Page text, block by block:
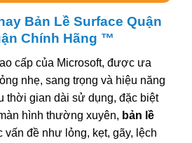
Bản Lề Surface Quận
Chính Hãng ™
cấp của Microsoft, được ưa
nhẹ, sang trọng và hiệu năng
thời gian dài sử dụng, đặc biệt
hình thường xuyên, bản lề
vấn đề như lỏng, kẹt, gãy, lệch